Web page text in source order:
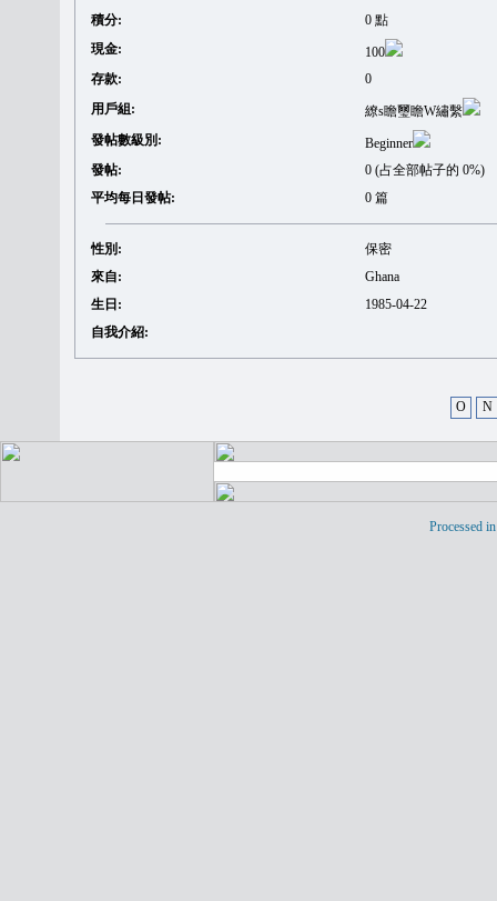
積分:
0 點
現金:
100
存款:
0
用戶組:
繚s瞻璽瞻W繡繫
發帖數級別:
Beginner
發帖:
0 (占全部帖子的 0%)
平均每日發帖:
0 篇
性別:
保密
來自:
Ghana
生日:
1985-04-22
自我介紹:
O N
Processed